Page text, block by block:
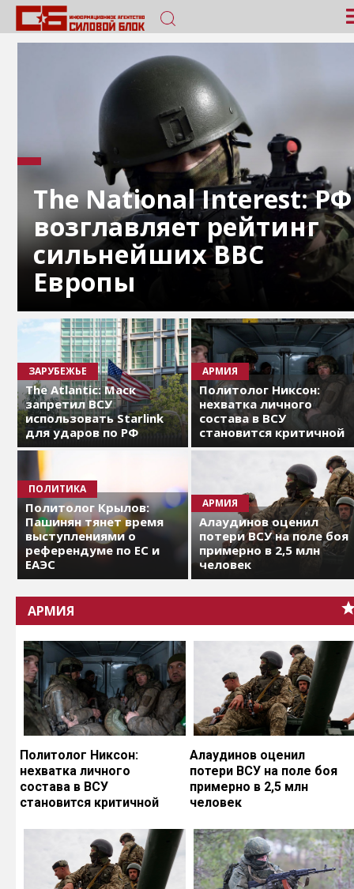
The National Interest: РФ
возглавляет рейтинг
сильнейших ВВС
Европы
ЗАРУБЕЖЬЕ
The Atlantic: Маск
запретил ВСУ
использовать Starlink
для ударов по РФ
АРМИЯ
Политолог Никсон:
нехватка личного
состава в ВСУ
становится критичной
ПОЛИТИКА
Политолог Крылов:
Пашинян тянет время
выступлениями о
референдуме по ЕС и
ЕАЭС
АРМИЯ
Алаудинов оценил
потери ВСУ на поле боя
примерно в 2,5 млн
человек
АРМИЯ
Политолог Никсон:
нехватка личного
состава в ВСУ
становится критичной
Алаудинов оценил
потери ВСУ на поле боя
примерно в 2,5 млн
человек